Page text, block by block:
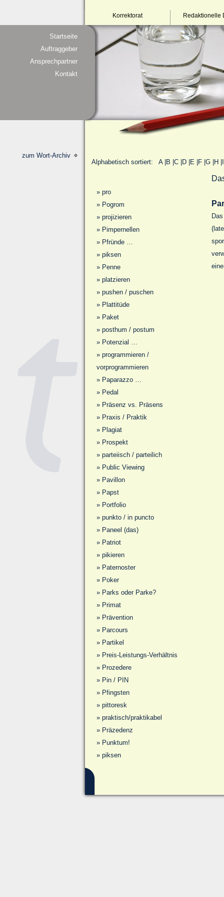
Startseite
Auftraggeber
Ansprechpartner
Kontakt
zum Wort-Archiv
Korrektorat Redaktionelle
Alphabetisch sortiert: A| B C| D| E| F| G| H
» pro
» Pogrom
» projizieren
» Pimpernellen
» Pfründe …
» piksen
» Penne
» platzieren
» pushen / puschen
» Plattitüde
» Paket
» posthum / postum
» Potenzial …
» programmieren /
vorprogrammieren
» Paparazzo …
» Pedal
» Präsenz vs. Präsens
» Praxis / Praktik
» Plagiat
» Prospekt
» parteiisch / parteilich
» Public Viewing
» Pavillon
» Papst
» Portfolio
» punkto / in puncto
» Paneel (das)
» Patriot
» pikieren
» Paternoster
» Poker
» Parks oder Parke?
» Primat
» Prävention
» Parcours
» Partikel
» Preis-Leistungs-Verhältnis
» Prozedere
» Pin / PIN
» Pfingsten
» pittoresk
» praktisch/praktikabel
» Präzedenz
» Punktum!
» piksen